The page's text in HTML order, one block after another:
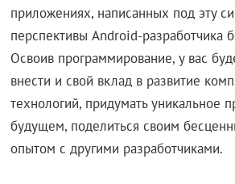
приложениях, написанных под эту
перспективы Android-разработчика
Освоив программирование, у вас
внести и свой вклад в развитие
технологий, придумать уникальное
будущем, поделиться своим
опытом с другими разработчиками.